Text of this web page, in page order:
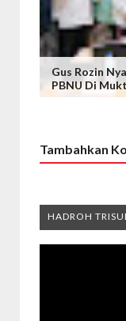
Gus Rozin
PBNU Di
Tambahkan
HADROH